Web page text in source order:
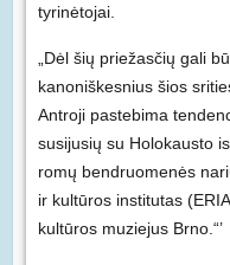
tyrinėtojai.
„Dėl šių priežasčių gali
kanoniškesnius šios
Antroji pastebima
susijusių su Holokausto
romų bendruomenės
ir kultūros institutas
kultūros muziejus Brno.“’